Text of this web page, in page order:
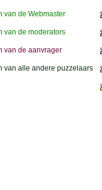
van de Webmaster
van de moderators
van de aanvrager
van alle andere puzzelaars